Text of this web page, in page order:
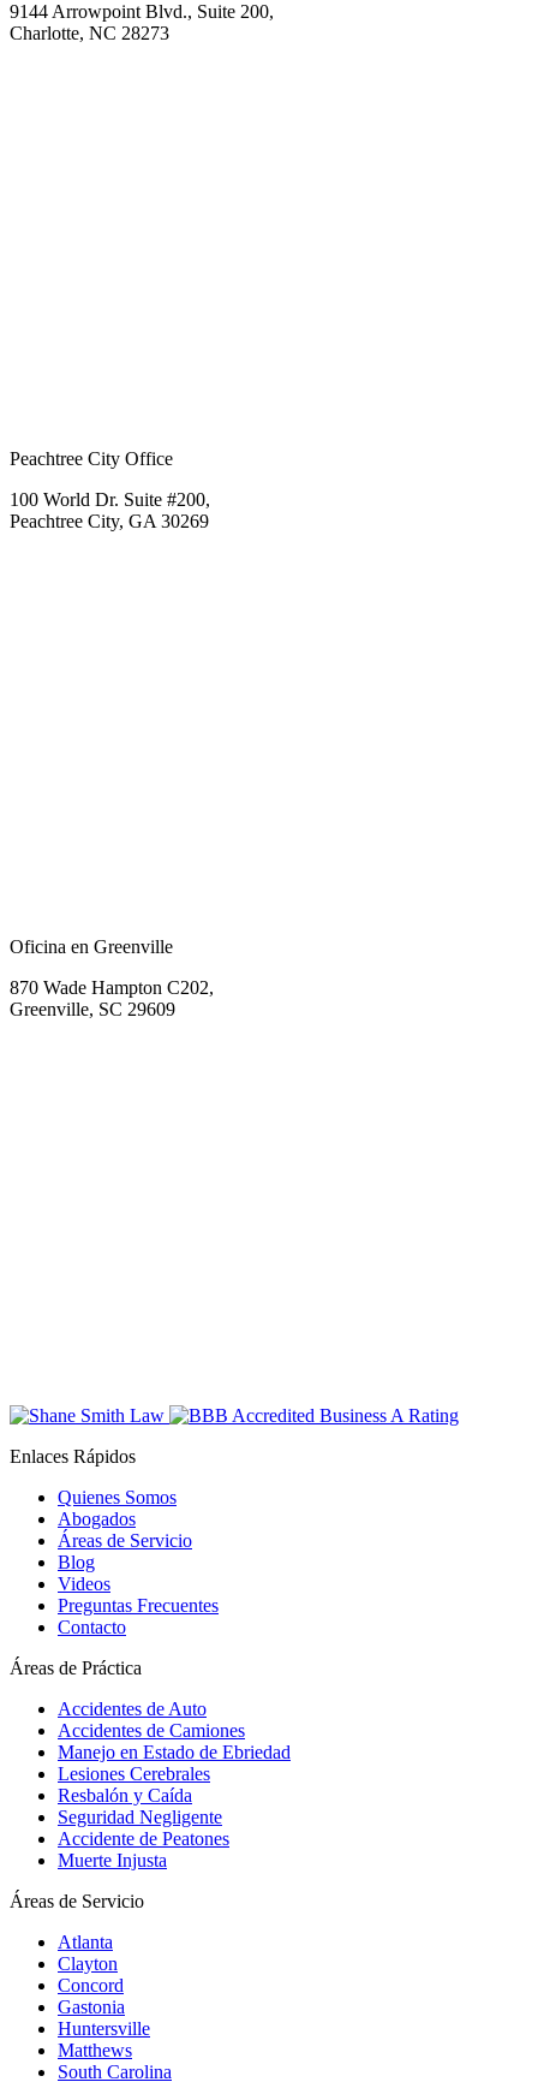
9144 Arrowpoint Blvd., Suite 200,
Charlotte, NC 28273
Peachtree City Office
100 World Dr. Suite #200,
Peachtree City, GA 30269
Oficina en Greenville
870 Wade Hampton C202,
Greenville, SC 29609
Enlaces Rápidos
Quienes Somos
Abogados
Áreas de Servicio
Blog
Videos
Preguntas Frecuentes
Contacto
Áreas de Práctica
Accidentes de Auto
Accidentes de Camiones
Manejo en Estado de Ebriedad
Lesiones Cerebrales
Resbalón y Caída
Seguridad Negligente
Accidente de Peatones
Muerte Injusta
Áreas de Servicio
Atlanta
Clayton
Concord
Gastonia
Huntersville
Matthews
South Carolina